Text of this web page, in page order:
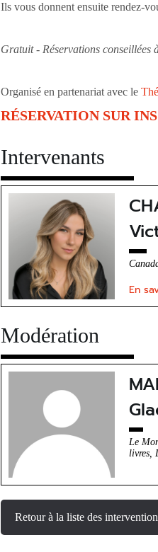
Ils vous donnent ensuite rendez-
Gratuit - Réservations
Organisé en partenariat avec le
RÉSERVATION SUR
Intervenants
En
Modération
Le
livres,
Retour à la liste des